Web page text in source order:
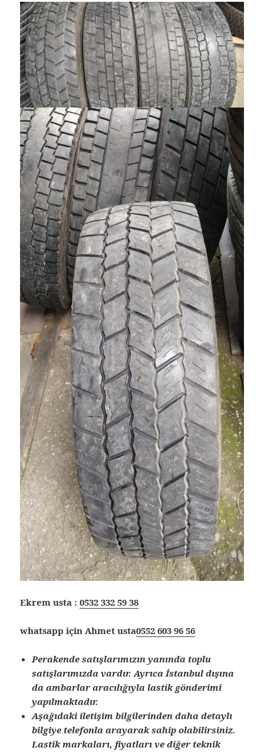
Ekrem usta :0532 332 59 38
whatsapp için Ahmet usta0552 603 96 56
Perakende satışlarımızın yanında toplu
satışlarımızda vardır. Ayrıca İstanbul dışına
da ambarlar aracılığıyla lastik gönderimi
yapılmaktadır.
Aşağıdaki iletişim bilgilerinden daha detaylı
bilgiye telefonla arayarak sahip olabilirsiniz.
Lastik markaları, fiyatları ve diğer teknik